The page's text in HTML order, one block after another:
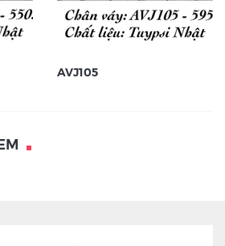
AVJ105